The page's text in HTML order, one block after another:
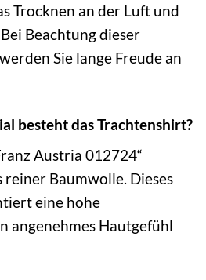
Trocknen an der Luft und
Beachtung dieser
Sie lange Freude an
besteht das Trachtenshirt?
Austria 012724“
reiner Baumwolle. Dieses
eine hohe
angenehmes Hautgefühl